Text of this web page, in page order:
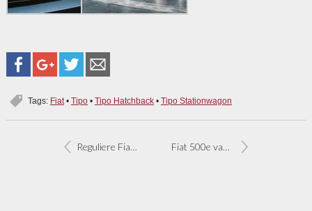
Tags: Fiat• Tipo• Tipo Hatchback• Tipo Stationwagon
Reguliere Fiat 500-modellen opgefrist Fiat 500e vanaf 24.900 euro verkrijgbaar